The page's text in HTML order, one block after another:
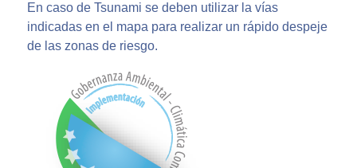
En caso de Tsunami se deben utilizar la vías
indicadas en el mapa para realizar un rápido despeje
de las zonas de riesgo.